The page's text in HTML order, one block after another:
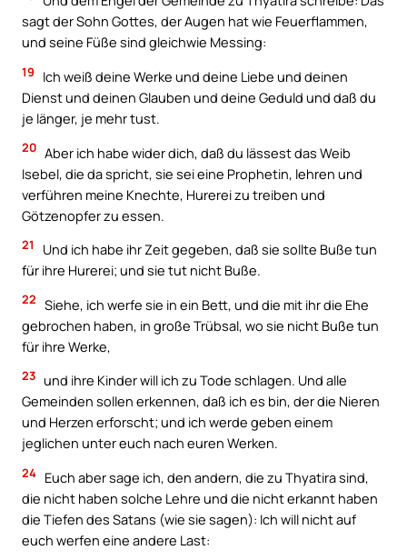
sagt der Sohn Gottes, der Augen hat wie Feuerflammen,
und seine Füße sind gleichwie Messing:
19
Ich weiß deine Werke und deine Liebe und deinen
Dienst und deinen Glauben und deine Geduld und daß du
je länger, je mehr tust.
20 Aber ich habe wider dich, daß du lässest das Weib
Isebel, die da spricht, sie sei eine Prophetin, lehren und
verführen meine Knechte, Hurerei zu treiben und
Götzenopfer zu essen.
21
Und ich habe ihr Zeit gegeben, daß sie sollte Buße tun
für ihre Hurerei; und sie tut nicht Buße.
22 Siehe, ich werfe sie in ein Bett, und die mit ihr die Ehe
gebrochen haben, in große Trübsal, wo sie nicht Buße tun
für ihre Werke,
23 und ihre Kinder will ich zu Tode schlagen. Und alle
Gemeinden sollen erkennen, daß ich es bin, der die Nieren
und Herzen erforscht; und ich werde geben einem
jeglichen unter euch nach euren Werken.
24 Euch aber sage ich, den andern, die zu Thyatira sind,
die nicht haben solche Lehre und die nicht erkannt haben
die Tiefen des Satans (wie sie sagen): Ich will nicht auf
euch werfen eine andere Last: